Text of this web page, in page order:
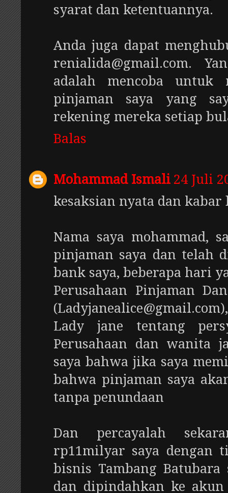
syarat dan ketentuannya.
Anda juga dapat
renialida@gmail.com.
adalah mencoba untuk
pinjaman saya yang
rekening mereka setiap
Balas
Mohammad Ismali 24 Juli
kesaksian nyata dan
Nama saya mohammad,
pinjaman saya dan telah
bank saya, beberapa hari
Perusahaan Pinjaman
Lady jane tentang
Perusahaan dan wanita
saya bahwa jika saya
bahwa pinjaman saya
tanpa penundaan
Dan percayalah
rp11milyar saya dengan
bisnis Tambang
dan dipindahkan ke